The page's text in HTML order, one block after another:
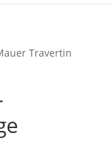
Travertin